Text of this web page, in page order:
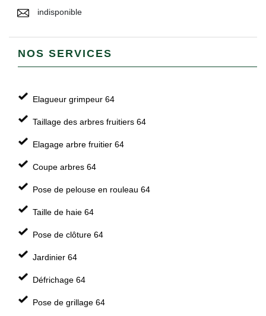
indisponible
NOS SERVICES
Elagueur grimpeur 64
Taillage des arbres fruitiers 64
Elagage arbre fruitier 64
Coupe arbres 64
Pose de pelouse en rouleau 64
Taille de haie 64
Pose de clôture 64
Jardinier 64
Défrichage 64
Pose de grillage 64